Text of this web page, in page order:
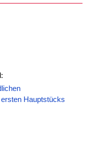
Hauptstücks